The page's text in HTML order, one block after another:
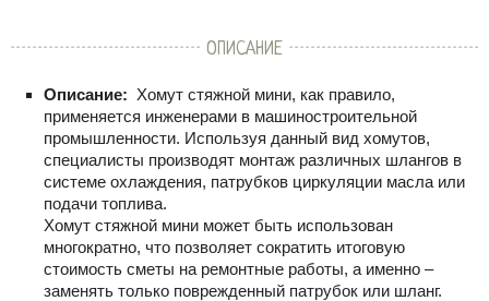
ОПИСАНИЕ
Описание: Хомут стяжной мини, как правило,
применяется инженерами в машиностроительной
промышленности. Используя данный вид хомутов,
специалисты производят монтаж различных шлангов в
системе охлаждения, патрубков циркуляции масла или
подачи топлива.
Хомут стяжной мини может быть использован
многократно, что позволяет сократить итоговую
стоимость сметы на ремонтные работы, а именно –
заменять только поврежденный патрубок или шланг.